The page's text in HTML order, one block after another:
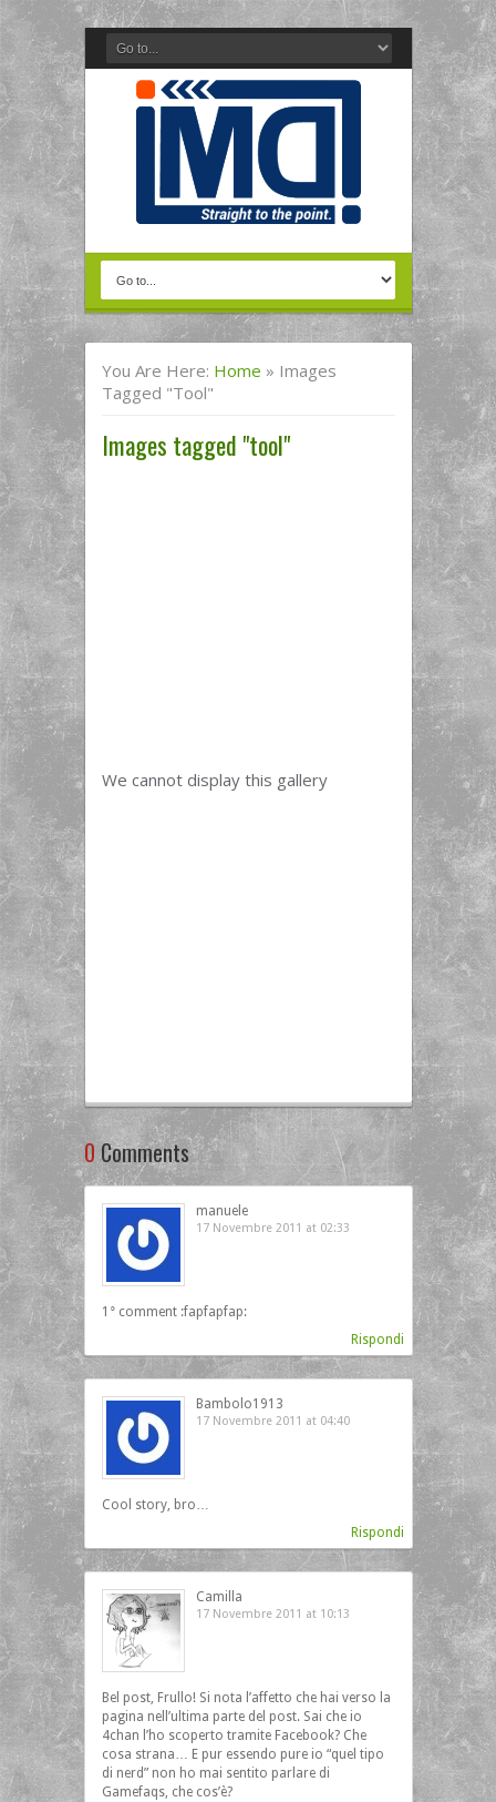
You Are Here: Home » Images
Tagged "tool"
Images tagged "tool"
We cannot display this gallery
0Comments
manuele
17 Novembre 2011 at 02:33
1° comment :fapfapfap:
Rispondi
Bambolo1913
17 Novembre 2011 at 04:40
Cool story, bro…
Rispondi
Camilla
17 Novembre 2011 at 10:13
Bel post, Frullo! Si nota l’affetto che hai verso la
pagina nell’ultima parte del post. Sai che io
4chan l’ho scoperto tramite Facebook? Che
cosa strana… E pur essendo pure io “quel tipo
di nerd” non ho mai sentito parlare di
Gamefaqs, che cos’è?